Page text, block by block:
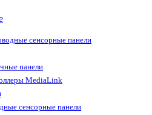
сенсорные панели
панели
MediaLink
сенсорные панели